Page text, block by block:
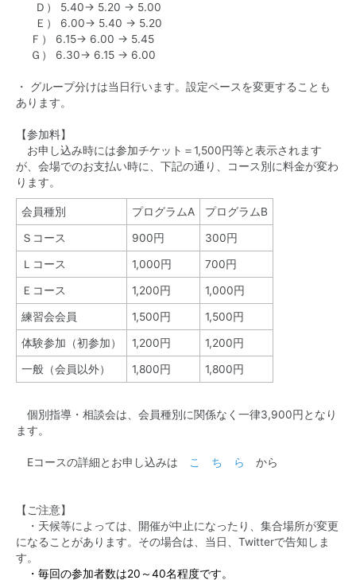
Ｄ） 5.40→ 5.20 → 5.00
Ｅ） 6.00→ 5.40 → 5.20
Ｆ） 6.15→ 6.00 → 5.45
Ｇ） 6.30→ 6.15 → 6.00
・ グループ分けは当日行います。設定ペースを変更することも
あります。
【参加料】
お申し込み時には参加チケット＝1,500円等と表示されます
が、会場でのお支払い時に、下記の通り、コース別に料金が変わ
ります。
会員種別 プログラムA プログラムB
Ｓコース 900円 300円
Ｌコース 1,000円 700円
Ｅコース 1,200円 1,000円
練習会会員 1,500円 1,500円
体験参加（初参加） 1,200円 1,200円
一般（会員以外） 1,800円 1,800円
個別指導・相談会は、会員種別に関係なく一律3,900円となり
ます。
Eコースの詳細とお申し込みは こ ち ら から
【ご注意】
・天候等によっては、開催が中止になったり、集合場所が変更
になることがあります。その場合は、当日、 Twitterで告知しま
す。
・毎回の参加者数は20～40名程度です。